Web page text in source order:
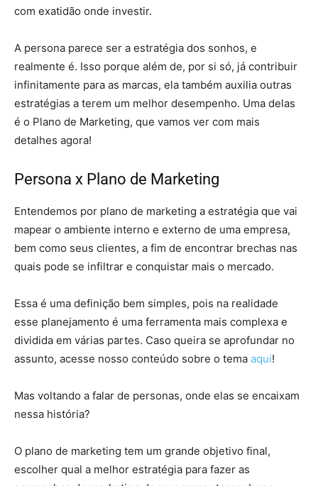
com exatidão onde investir.
A persona parece ser a estratégia dos sonhos, e
realmente é. Isso porque além de, por si só, já contribuir
infinitamente para as marcas, ela também auxilia outras
estratégias a terem um melhor desempenho. Uma delas
é o Plano de Marketing, que vamos ver com mais
detalhes agora!
Persona x Plano de Marketing
Entendemos por plano de marketing a estratégia que vai
mapear o ambiente interno e externo de uma empresa,
bem como seus clientes, a fim de encontrar brechas nas
quais pode se infiltrar e conquistar mais o mercado.
Essa é uma definição bem simples, pois na realidade
esse planejamento é uma ferramenta mais complexa e
dividida em várias partes. Caso queira se aprofundar no
assunto, acesse nosso conteúdo sobre o tema aqui!
Mas voltando a falar de personas, onde elas se encaixam
nessa história?
O plano de marketing tem um grande objetivo final,
escolher qual a melhor estratégia para fazer as